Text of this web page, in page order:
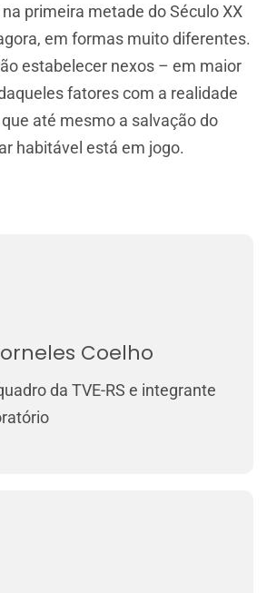
primeira metade do Século XX
em formas muito diferentes.
estabelecer nexos – em maior
fatores com a realidade
até mesmo a salvação do
habitável está em jogo.
Coelho
da TVE-RS e integrante